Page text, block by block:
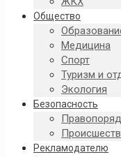
Общество
Медицина
Спорт
Туризм и
Экология
Безопасность
Рекламодателю